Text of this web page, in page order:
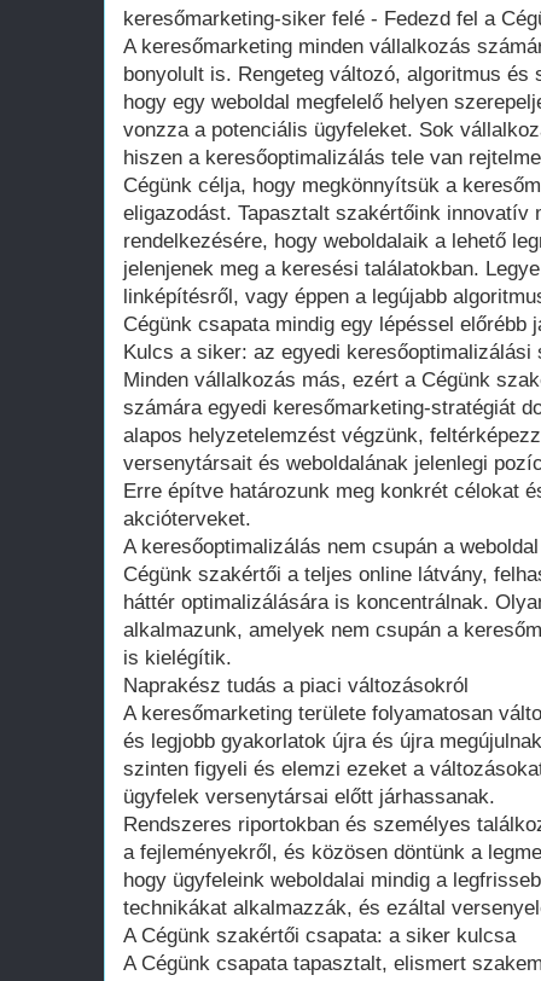
keresőmarketing-siker felé - Fedezd fel a
A keresőmarketing minden vállalkozás
bonyolult is. Rengeteg változó, algoritmus
hogy egy weboldal megfelelő helyen
vonzza a potenciális ügyfeleket. Sok
hiszen a keresőoptimalizálás tele van
Cégünk célja, hogy megkönnyítsük a
eligazodást. Tapasztalt szakértőink innovatív
rendelkezésére, hogy weboldalaik a lehető
jelenjenek meg a keresési találatokban.
linképítésről, vagy éppen a legújabb
Cégünk csapata mindig egy lépéssel előrébb
Kulcs a siker: az egyedi keresőoptimalizálási
Minden vállalkozás más, ezért a Cégünk
számára egyedi keresőmarketing-stratégiát
alapos helyzetelemzést végzünk,
versenytársait és weboldalának jelenlegi
Erre építve határozunk meg konkrét célokat
akcióterveket.
A keresőoptimalizálás nem csupán a
Cégünk szakértői a teljes online látvány,
háttér optimalizálására is koncentrálnak.
alkalmazunk, amelyek nem csupán a
is kielégítik.
Naprakész tudás a piaci változásokról
A keresőmarketing területe folyamatosan
és legjobb gyakorlatok újra és újra
szinten figyeli és elemzi ezeket a
ügyfelek versenytársai előtt járhassanak.
Rendszeres riportokban és személyes
a fejleményekről, és közösen döntünk a
hogy ügyfeleink weboldalai mindig a
technikákat alkalmazzák, és ezáltal
A Cégünk szakértői csapata: a siker kulcsa
A Cégünk csapata tapasztalt, elismert